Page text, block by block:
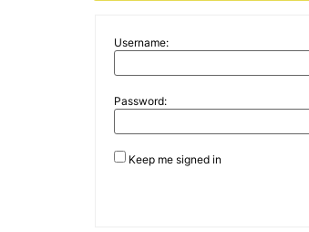
Username:
Password:
Keep me signed in